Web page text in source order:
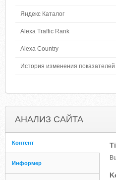
Яндекс Каталог
Alexa Traffic Rank
Alexa Country
История изменения показателей
АНАЛИЗ САЙТА
Контент
Информер